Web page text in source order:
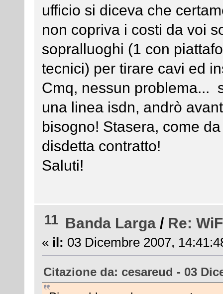
ufficio si diceva che
non copriva i costi da voi
sopralluoghi (1 con
tecnici) per tirare cavi ed
Cmq, nessun problema...
una linea isdn, andrò
bisogno! Stasera, come
disdetta contratto!
Saluti!
11 Banda Larga / Re:
« il: 03 Dicembre 2007,
Citazione da: cesareud - 03